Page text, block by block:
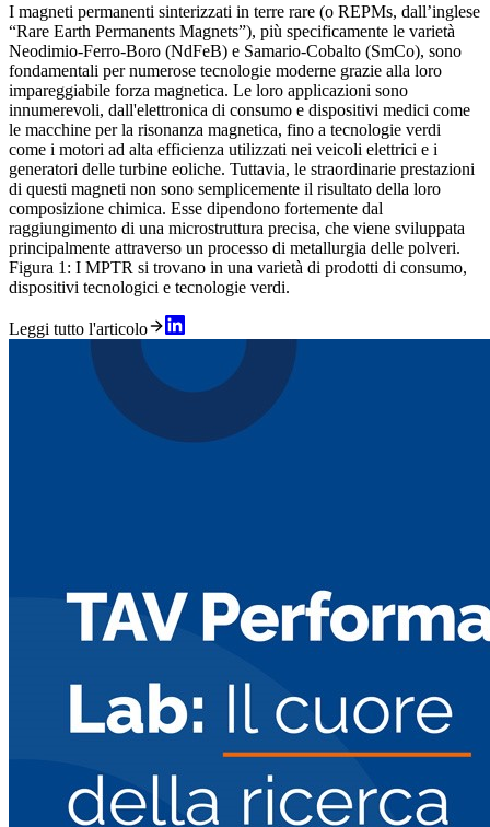
I magneti permanenti sinterizzati in terre rare (o REPMs, dall’inglese
“Rare Earth Permanents Magnets”), più specificamente le varietà
Neodimio-Ferro-Boro (NdFeB) e Samario-Cobalto (SmCo), sono
fondamentali per numerose tecnologie moderne grazie alla loro
impareggiabile forza magnetica. Le loro applicazioni sono
innumerevoli, dall'elettronica di consumo e dispositivi medici come
le macchine per la risonanza magnetica, fino a tecnologie verdi
come i motori ad alta efficienza utilizzati nei veicoli elettrici e i
generatori delle turbine eoliche. Tuttavia, le straordinarie prestazioni
di questi magneti non sono semplicemente il risultato della loro
composizione chimica. Esse dipendono fortemente dal
raggiungimento di una microstruttura precisa, che viene sviluppata
principalmente attraverso un processo di metallurgia delle polveri.
Figura 1: I MPTR si trovano in una varietà di prodotti di consumo,
dispositivi tecnologici e tecnologie verdi.
Leggi tutto l'articolo